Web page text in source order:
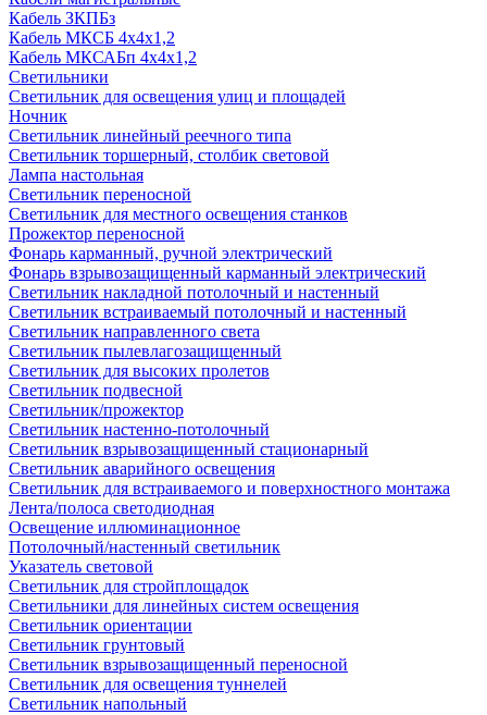
Кабель ЗКПБз
Кабель МКСБ 4х4х1,2
Кабель МКСАБп 4х4х1,2
Светильники
Светильник для освещения улиц и площадей
Ночник
Светильник линейный реечного типа
Светильник торшерный, столбик световой
Лампа настольная
Светильник переносной
Светильник для местного освещения станков
Прожектор переносной
Фонарь карманный, ручной электрический
Фонарь взрывозащищенный карманный электрический
Светильник накладной потолочный и настенный
Светильник встраиваемый потолочный и настенный
Светильник направленного света
Светильник пылевлагозащищенный
Светильник для высоких пролетов
Светильник подвесной
Светильник/прожектор
Светильник настенно-потолочный
Светильник взрывозащищенный стационарный
Светильник аварийного освещения
Светильник для встраиваемого и поверхностного монтажа
Лента/полоса светодиодная
Освещение иллюминационное
Потолочный/настенный светильник
Указатель световой
Светильник для стройплощадок
Светильники для линейных систем освещения
Светильник ориентации
Светильник грунтовый
Светильник взрывозащищенный переносной
Светильник для освещения туннелей
Светильник напольный